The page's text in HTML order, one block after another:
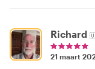
Richard
21 maart